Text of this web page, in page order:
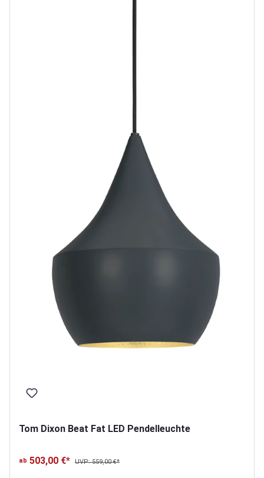
Tom Dixon Beat Fat LED Pendelleuchte
ab 503,00 €* UVP: 559,00 €*